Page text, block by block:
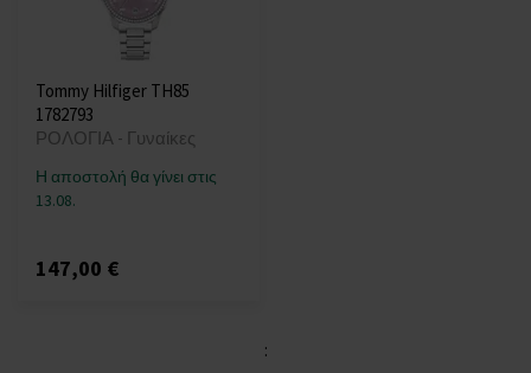
Tommy Hilfiger TH85
1782793
ΡΟΛΟΓΙΑ - Γυναίκες
Η αποστολή θα γίνει στις
13.08.
147,00 €
: